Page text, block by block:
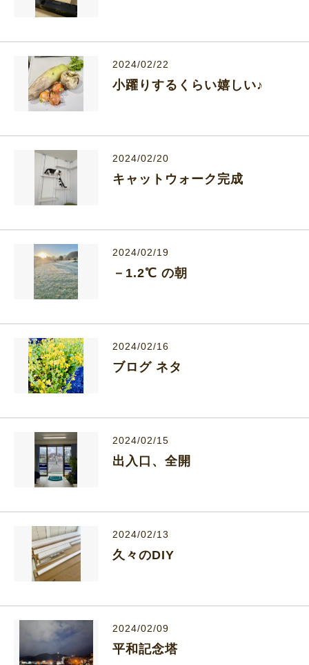
2024/02/22
小躍りするくらい嬉しい♪
2024/02/20
キャットウォーク完成
2024/02/19
－1.2℃ の朝
2024/02/16
ブログ ネタ
2024/02/15
出入口、全開
2024/02/13
久々のDIY
2024/02/09
平和記念塔